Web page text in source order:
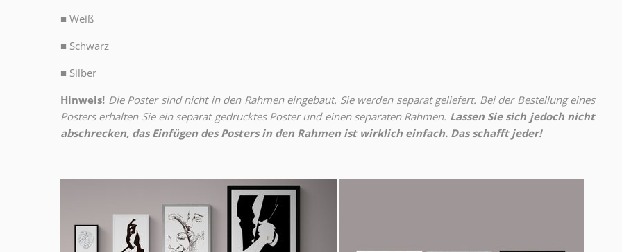
■ Weiß
■ Schwarz
■ Silber
Hinweis! Die Poster sind nicht in den Rahmen eingebaut. Sie werden separat geliefert. Bei der Bestellung eines
Posters erhalten Sie ein separat gedrucktes Poster und einen separaten Rahmen. Lassen Sie sich jedoch nicht
abschrecken, das Einfügen des Posters in den Rahmen ist wirklich einfach. Das schafft jeder!